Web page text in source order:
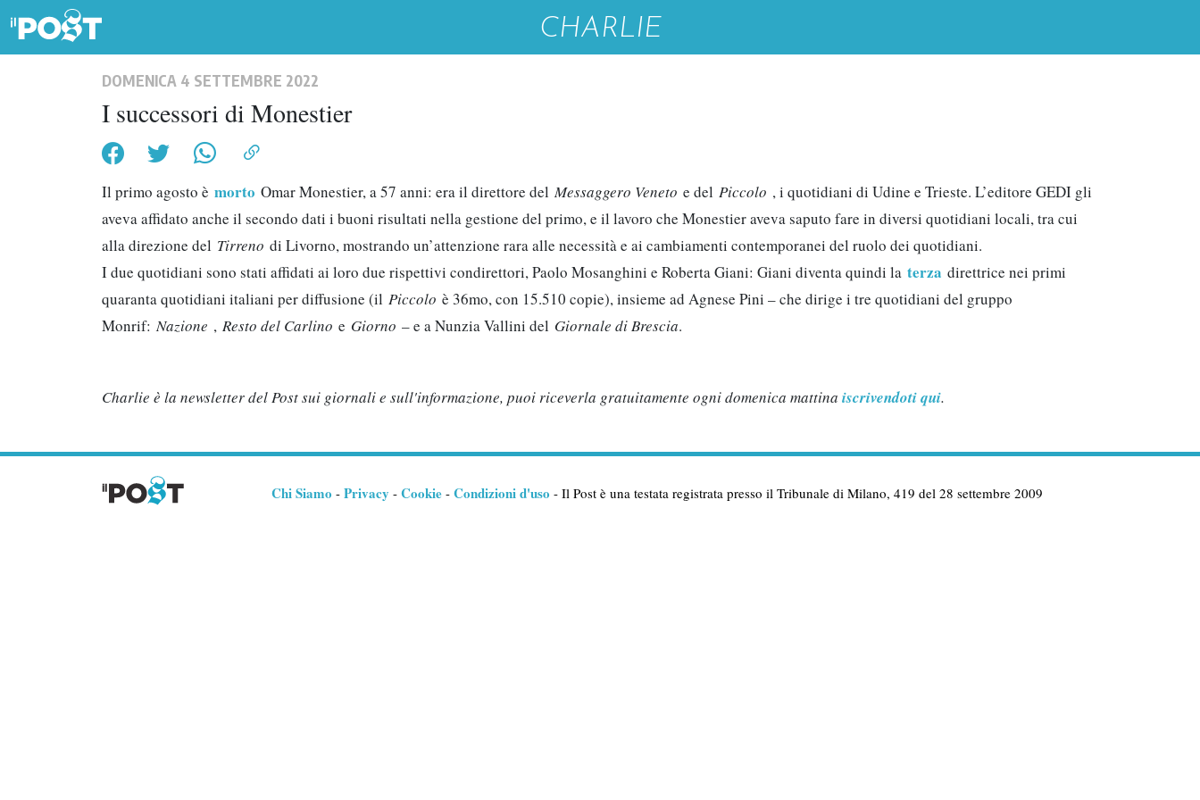
CHARLIE
DOMENICA 4 SETTEMBRE 2022
I successori di Monestier
Il primo agosto è morto Omar Monestier, a 57 anni: era il direttore delMessaggero Veneto e del Piccolo , i quotidiani di Udine e Trieste. L’editore GEDI gli
aveva affidato anche il secondo dati i buoni risultati nella gestione del primo, e il lavoro che Monestier aveva saputo fare in diversi quotidiani locali, tra cui
alla direzione del Tirreno di Livorno, mostrando un’attenzione rara alle necessità e ai cambiamenti contemporanei del ruolo dei quotidiani.
I due quotidiani sono stati affidati ai loro due rispettivi condirettori, Paolo Mosanghini e Roberta Giani: Giani diventa quindi la terza direttrice nei primi
quaranta quotidiani italiani per diffusione (il Piccolo è 36mo, con 15.510 copie), insieme ad Agnese Pini – che dirige i tre quotidiani del gruppo
Monrif: Nazione , Resto del Carlino e Giorno – e a Nunzia Vallini del Giornale di Brescia.
Charlie è la newsletter del Post sui giornali e sull'informazione, puoi riceverla gratuitamente ogni domenica mattina iscrivendoti qui.
Chi Siamo - Privacy - Cookie - Condizioni d'uso - Il Post è una testata registrata presso il Tribunale di Milano, 419 del 28 settembre 2009